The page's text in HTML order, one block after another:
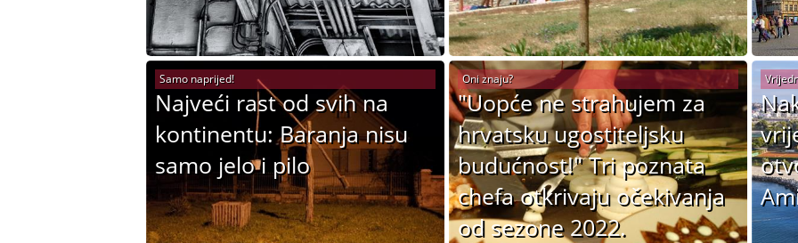
Najveći rast od svih na
kontinentu: Baranja nisu
samo jelo i pilo
Samo naprijed!
"Uopće ne strahujem za
hrvatsku ugostiteljsku
budućnost!" Tri poznata
chefa otkrivaju očekivanja
od sezone 2022.
Oni znaju?